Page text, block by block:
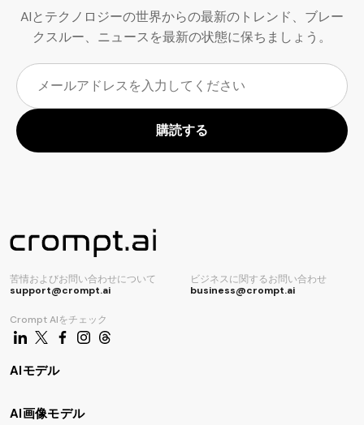
AIとテクノロジーの世界からの最新のトレンド、ブレー
クスルー、ニュースを最新の状態に保ちましょう。
購読する
苦情およびお問い合わせについて
support@crompt.ai
ビジネスに関するお問い合わせ
business@crompt.ai
Crompt AIをチェック
AIモデル
AI画像モデル